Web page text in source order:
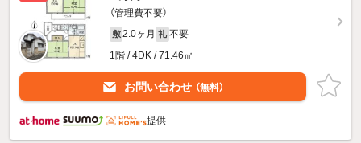
（管理費不要）
敷 2.0ヶ月 礼 不要
1階 / 4DK / 71.46㎡
お問い合わせ （無料）
提供